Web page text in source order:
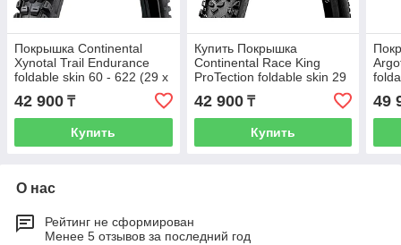
Покрышка Continental
Xynotal Trail Endurance
foldable skin 60 - 622 (29 x
42 900 ₸
Купить
Купить Покрышка
Continental Race King
ProTection foldable skin 29
42 900₸
Купить
49
О нас
Рейтинг не сформирован
Менее 5 отзывов за последний год